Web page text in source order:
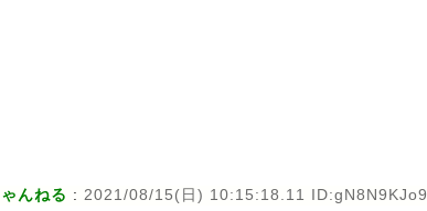
んねる : 2021/08/15(日) 10:15:18.11 ID:gN8N9KJo9